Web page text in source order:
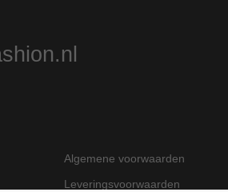
Algemene voorwaarden
Leveringsvoorwaarden